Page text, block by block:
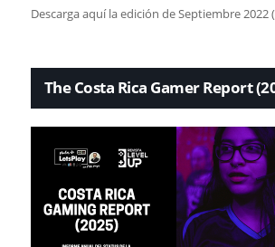
Descarga aquí la edición de Septiembre 2022
The Costa Rica Gamer Report